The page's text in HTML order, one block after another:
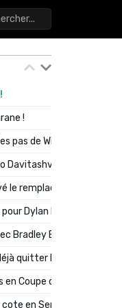
!
pas de Will Still ?
Davitashvili
le remplaçant de Robinio
Dylan Batubinsika
Bradley Barcola ?
quitter Lyon en janvier
Coupe de France
en Serie A